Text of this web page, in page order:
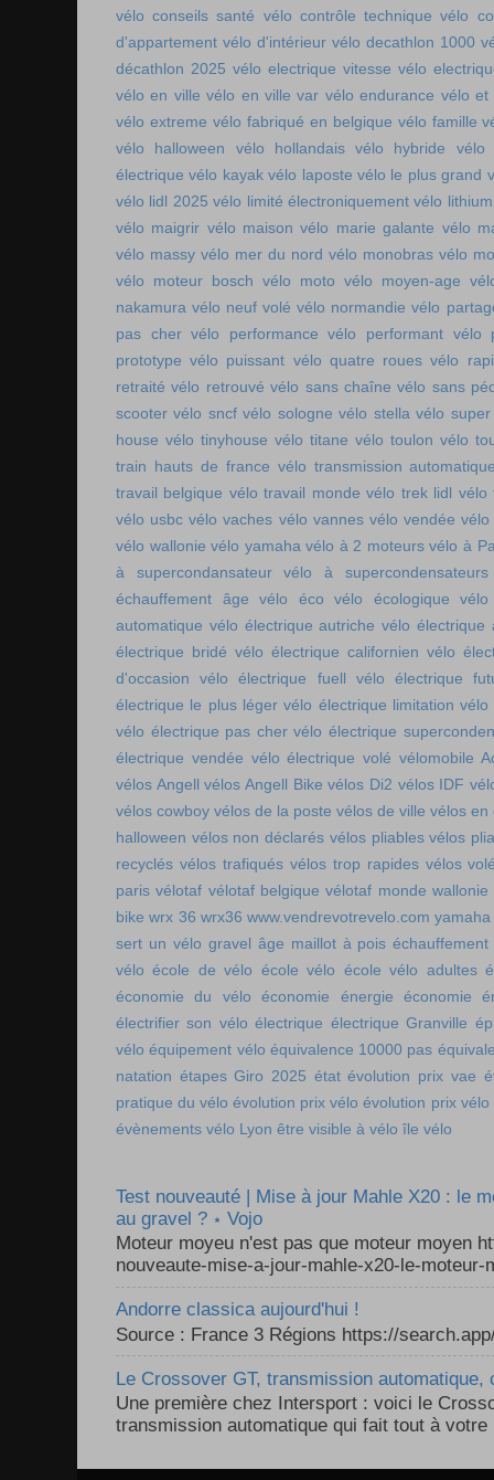
vélo conseils santé vélo contrôle technique vélo
d'appartement vélo d'intérieur vélo decathlon 1000
décathlon 2025 vélo electrique vitesse vélo
vélo en ville vélo en ville var vélo endurance vélo et
vélo extreme vélo fabriqué en belgique vélo famille
vélo halloween
vélo hollandais vélo hybride
vélo
électrique vélo kayak vélo laposte vélo le plus grand
vélo lidl 2025 vélo limité électroniquement vélo lithium
vélo maigrir vélo maison vélo marie galante vélo
vélo massy vélo mer du nord vélo monobras vélo
vélo moteur bosch vélo moto vélo moyen-age
nakamura vélo neuf volé vélo normandie vélo
pas cher vélo performance vélo performant vélo
prototype vélo puissant vélo quatre roues vélo
retraité vélo retrouvé vélo sans chaîne vélo sans
scooter vélo sncf vélo sologne vélo stella vélo
house vélo tinyhouse vélo titane vélo toulon vélo
train hauts de france vélo transmission
travail belgique vélo travail monde vélo trek lidl vélo
vélo usbc vélo vaches vélo vannes vélo vendée vélo
vélo wallonie vélo yamaha vélo à 2 moteurs vélo à
à supercondansateur
vélo à supercondensateurs
échauffement âge
vélo éco vélo écologique
automatique vélo électrique autriche vélo électrique
électrique bridé vélo électrique californien vélo
d'occasion
vélo électrique fuell
vélo électrique
électrique le plus léger vélo électrique limitation vélo
vélo électrique pas cher vélo électrique
électrique vendée vélo électrique volé vélomobile
vélos Angell vélos Angell Bike vélos Di2 vélos IDF
vélos cowboy vélos de la poste vélos de ville vélos en
halloween vélos non déclarés vélos pliables vélos
recyclés vélos trafiqués vélos trop rapides vélos
paris vélotaf vélotaf belgique vélotaf monde wallonie
bike wrx 36 wrx36 www.vendrevotrevelo.com
sert un vélo gravel âge maillot à pois
vélo école de vélo école vélo école vélo adultes
économie du vélo
économie énergie
économie
électrifier son vélo électrique électrique Granville
vélo équipement vélo équivalence 10000 pas
natation étapes Giro 2025 état évolution prix vae
pratique du vélo évolution prix vélo évolution prix
évènements vélo Lyon être visible à vélo île vélo
Test nouveauté | Mise à jour Mahle X20 : le
au gravel ? ⋆ Vojo
Moteur moyeu n'est pas que moteur moyen
nouveaute-mise-a-jour-mahle-x20-le-
Andorre classica aujourd'hui !
Source : France 3 Régions https://
Le Crossover GT, transmission automatique,
Une première chez Intersport : voici le
transmission automatique qui fait tout à